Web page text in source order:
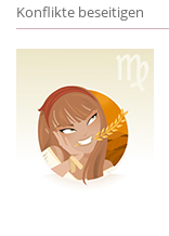
Konflikte beseitigen